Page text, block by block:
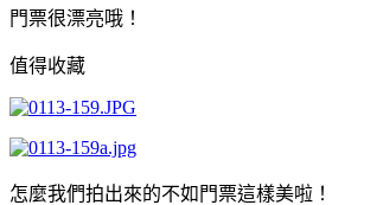
門票很漂亮哦！
值得收藏
怎麼我們拍出來的不如門票這樣美啦！